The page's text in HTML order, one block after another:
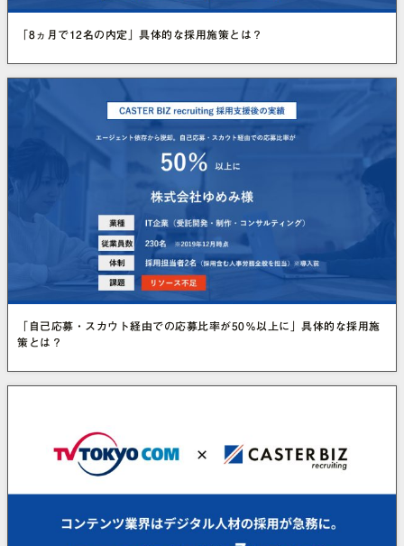
「8ヵ月で12名の内定」具体的な採用施策とは？
「自己応募・スカウト経由での応募比率が50％以上に」具体的な採用施
策とは？